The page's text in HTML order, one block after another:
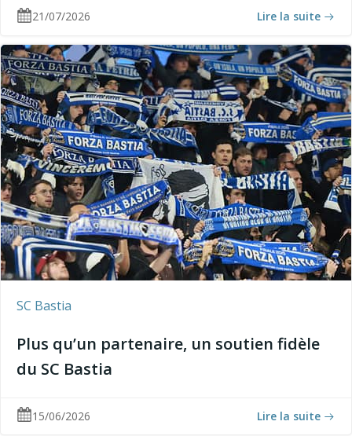
21/07/2026 Lire la suite
SC Bastia
Plus qu’un partenaire, un soutien fidèle
du SC Bastia
15/06/2026 Lire la suite